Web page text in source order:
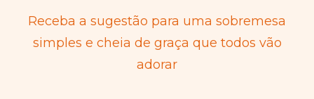
Receba a sugestão para uma sobremesa
simples e cheia de graça que todos vão
adorar